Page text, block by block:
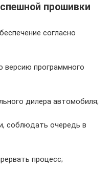
прошивки
согласно
версию программного
дилера автомобиля;
соблюдать очередь в
процесс;